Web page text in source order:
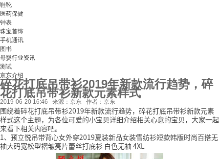
鞋靴
医药保健
钟表
珠宝首饰
手机通讯
图书
母婴行业资讯
测试
京东介绍
碎花打底吊带衫2019年新款流行趋势，碎
花打底吊带衫新款元素样式
2019-06-20 16:46 来源：京东 作者：京东
围绕着碎花打底吊带衫2019年新款流行趋势，碎花打底吊带衫新款元素
样式这个主题，为各位可爱的小宝贝详细介绍相关心意的宝贝，大家一起
来看下相关内容吧。
1、预立悦吊带背心女外穿2019夏装新品女装雪纺衫短款韩版时尚百搭无
袖大码宽松型褶皱亮片蕾丝打底衫 白色无袖 4XL